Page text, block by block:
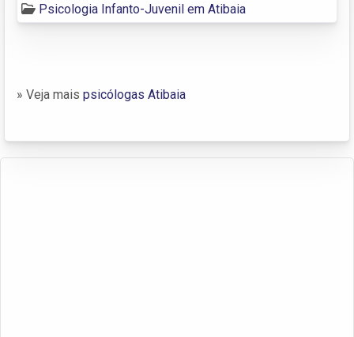
Psicologia Infanto-Juvenil em Atibaia
» Veja mais psicólogas Atibaia